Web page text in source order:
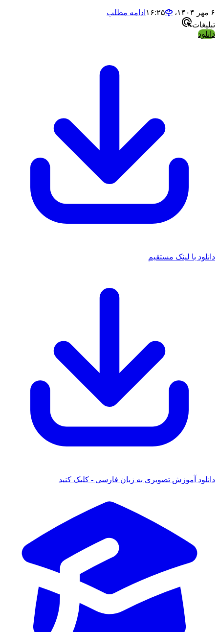
ادامه مطلب
با لینک مستقیم
آموزش تصویری به زبان فارسی - کلیک کنید